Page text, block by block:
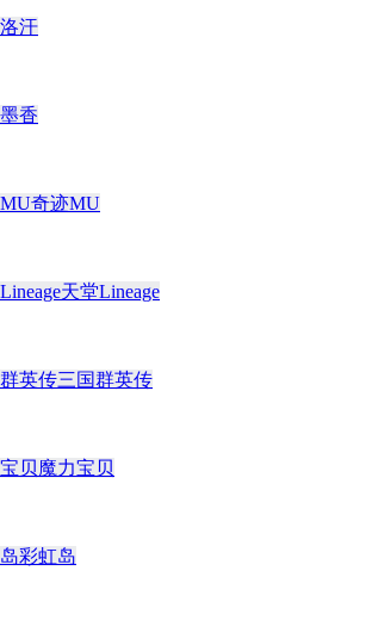
洛汗
墨香
奇迹MU
天堂Lineage
三国群英传
魔力宝贝
彩虹岛